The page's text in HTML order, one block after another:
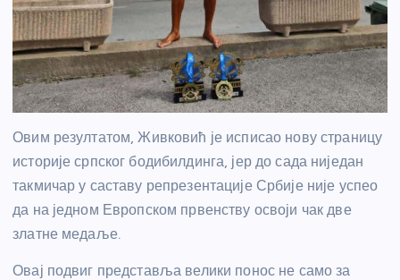
Овим резултатом, Живковић је исписао нову страницу
историје српског бодибилдинга, јер до сада ниједан
такмичар у саставу репрезентације Србије није успео
да на једном Европском првенству освоји чак две
златне медаље.
Овај подвиг представља велики понос не само за